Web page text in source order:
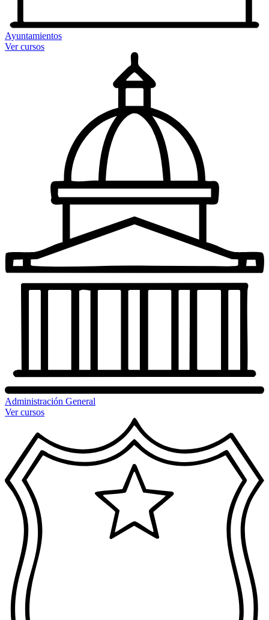
Ayuntamientos
Ver cursos
Administración General
Ver cursos